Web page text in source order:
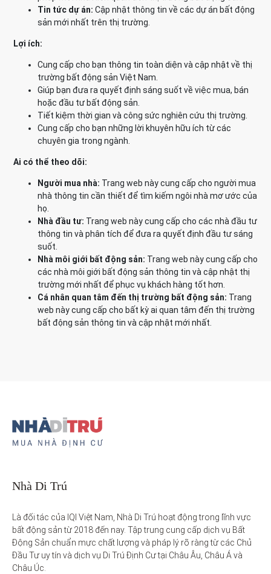
Tin tức dự án: Cập nhật thông tin về các dự án bất động
sản mới nhất trên thị trường.
Lợi ích:
Cung cấp cho bạn thông tin toàn diện và cập nhật về thị
trường bất động sản Việt Nam.
Giúp bạn đưa ra quyết định sáng suốt về việc mua, bán
hoặc đầu tư bất động sản.
Tiết kiệm thời gian và công sức nghiên cứu thị trường.
Cung cấp cho bạn những lời khuyên hữu ích từ các
chuyên gia trong ngành.
Ai có thể theo dõi:
Người mua nhà: Trang web này cung cấp cho người mua
nhà thông tin cần thiết để tìm kiếm ngôi nhà mơ ước của
họ.
Nhà đầu tư: Trang web này cung cấp cho các nhà đầu tư
thông tin và phân tích để đưa ra quyết định đầu tư sáng
suốt.
Nhà môi giới bất động sản: Trang web này cung cấp cho
các nhà môi giới bất động sản thông tin và cập nhật thị
trường mới nhất để phục vụ khách hàng tốt hơn.
Cá nhân quan tâm đến thị trường bất động sản: Trang
web này cung cấp cho bất kỳ ai quan tâm đến thị trường
bất động sản thông tin và cập nhật mới nhất.
Nhà Di Trú
Là đối tác của IQI Việt Nam, Nhà Di Trú hoạt động trong lĩnh vực
bất động sản từ 2018 đến nay. Tập trung cung cấp dịch vụ Bất
Động Sản chuẩn mực chất lượng và pháp lý rõ ràng từ các Chủ
Đầu Tư uy tín và dịch vụ Di Trú Định Cư tại Châu Âu, Châu Á và
Châu Úc.